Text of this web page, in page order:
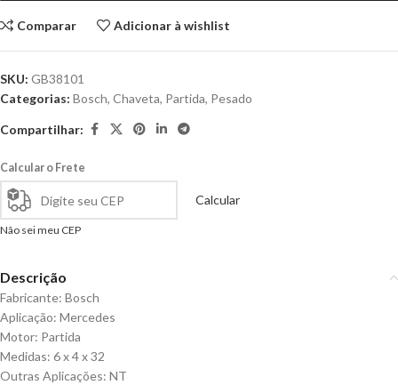
Comparar Adicionar à wishlist
SKU: GB38101
Categorias: Bosch, Chaveta, Partida, Pesado
Compartilhar:
Calcular o Frete
Calcular
Não sei meu CEP
Descrição
Fabricante: Bosch
Aplicação: Mercedes
Motor: Partida
Medidas: 6 x 4 x 32
Outras Aplicações: NT